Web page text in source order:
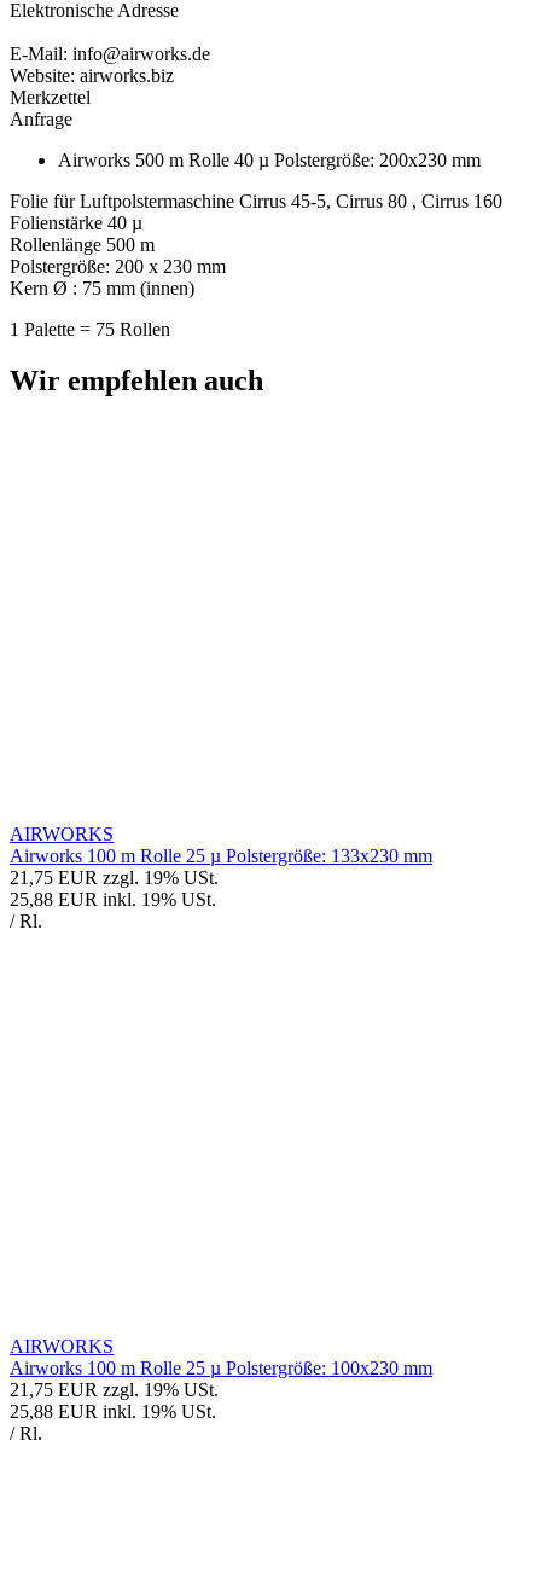
Elektronische Adresse
E-Mail: info@airworks.de
Website: airworks.biz
Merkzettel
Anfrage
Airworks 500 m Rolle 40 µ Polstergröße: 200x230 mm
Folie für Luftpolstermaschine Cirrus 45-5, Cirrus 80 , Cirrus 160
Folienstärke 40 µ
Rollenlänge 500 m
Polstergröße: 200 x 230 mm
Kern Ø : 75 mm (innen)
1 Palette = 75 Rollen
Wir empfehlen auch
AIRWORKS
Airworks 100 m Rolle 25 µ Polstergröße: 133x230 mm
21,75 EUR zzgl. 19% USt.
25,88 EUR inkl. 19% USt.
/ Rl.
AIRWORKS
Airworks 100 m Rolle 25 µ Polstergröße: 100x230 mm
21,75 EUR zzgl. 19% USt.
25,88 EUR inkl. 19% USt.
/ Rl.